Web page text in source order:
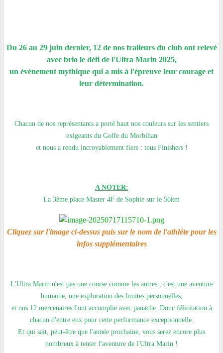
Du 26 au 29 juin dernier, 12 de nos traileurs du club ont relevé
avec brio le défi de l'Ultra Marin 2025,
un événement mythique qui a mis à l'épreuve leur courage et
leur détermination.
Chacun de nos représentants a porté haut nos couleurs sur les sentiers
exigeants du Golfe du Morbihan
et nous a rendu incroyablement fiers : tous Finishers !
A NOTER:
La 3ème place Master 4F de Sophie sur le 56km
Cliquez sur l'image ci-dessus puis sur le nom de l'athléte pour les
infos supplémentaires
L'Ultra Marin n'est pas une course comme les autres ; c'est une aventure
humaine, une exploration des limites personnelles,
et nos 12 mercenaires l'ont accomplie avec panache. Donc félicitation à
chacun d'entre eux pour cette performance exceptionnelle.
Et qui sait, peut-être que l'année prochaine, vous serez encore plus
nombreux à tenter l'aventure de l'Ultra Marin !